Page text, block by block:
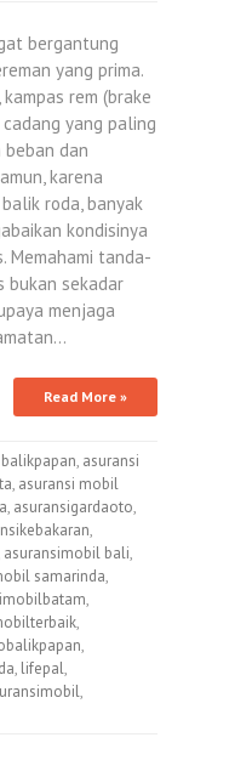
bergantung
yang prima.
rem (brake
yang paling
beban dan
karena
roda, banyak
kondisinya
Memahami tanda-
bukan sekadar
menjaga
Read More »
, asuransi
, asuransi mobil
, asuransigardaoto,
,
asuransimobil bali,
samarinda,
,
,
,
, lifepal,
,